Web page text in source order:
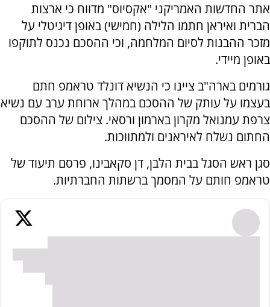
אתר החדשות האמריקני "אקסיוס" מדווח כי ארצות
הברית ואיראן חתמו הלילה (חמישי) באופן דיגיטלי על
מזכר ההבנות לסיום המלחמה, וכי ההסכם נכנס לתוקפו
באופן מיידי.
גורמים בארה"ב ציינו כי הנשיא דונלד טראמפ חתם
בעצמו על עותק של ההסכם במהלך ארוחת ערב עם נשיא
צרפת עמנואל מקרון בארמון ורסאי. צילום של ההסכם
החתום נשלח לאיראנים ולמתווכות.
סגן ראש הסגל בבית הלבן, דן סקאבינו, פרסם תיעוד של
טראמפ חותם על המסמך ברשתות החברתיות.